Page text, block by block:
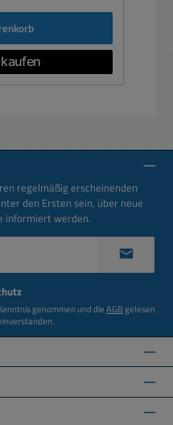
regelmäßig erscheinenden
den Ersten sein, über neue
informiert werden.
genommen und dieAGBgelesen